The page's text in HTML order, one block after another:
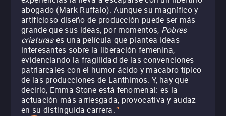
abogado (Mark Ruffalo). Aunque su magnífico y
artificioso diseño de producción puede ser más
grande que sus ideas, por momentos, Pobres
criaturases una película que plantea ideas
interesantes sobre la liberación femenina,
evidenciando la fragilidad de las convenciones
patriarcales con el humor ácido y macabro típico
de las producciones de Lanthimos. Y, hay que
decirlo, Emma Stone está fenomenal: es la
actuación más arriesgada, provocativa y audaz
en su distinguida carrera."